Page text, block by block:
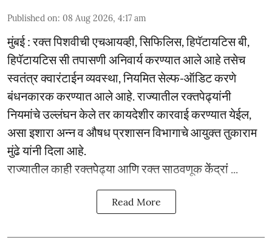
Published on: 08 Aug 2026, 4:17 am
मुंबई : रक्त पिशवीची एचआयव्ही, सिफिलिस, हिपॅटायटिस बी,
हिपॅटायटिस सी तपासणी अनिवार्य करण्यात आले आहे तसेच
स्वतंत्र क्वारंटाईन व्यवस्था, नियमित सेल्फ-ऑडिट करणे
बंधनकारक करण्यात आले आहे. राज्यातील रक्तपेढ्यांनी
नियमांचे उल्लंघन केले तर कायदेशीर कारवाई करण्यात येईल,
असा इशारा अन्न व औषध प्रशासन विभागाचे आयुक्त तुकाराम
मुंढे यांनी दिला आहे.
राज्यातील काही रक्तपेढ्या आणि रक्त साठवणूक केंद्रां ...
Read More